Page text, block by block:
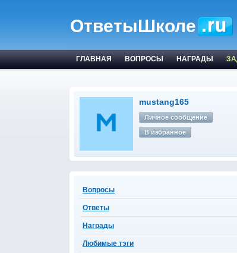
ОтветыШколе
ГЛАВНАЯ ВОПРОСЫ НАГРАДЫ
mustang165
Личное сообщение
В избранное
Вопросы
Ответы
Награды
Любимые тэги